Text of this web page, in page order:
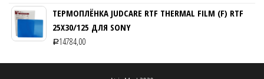
ТЕРМОПЛЁНКА JUDCARE RTF THERMAL FILM (F) RTF
25Х30/125 ДЛЯ SONY
Р14784,00